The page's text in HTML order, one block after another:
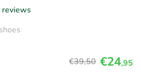
reviews
€39,50 €24,95